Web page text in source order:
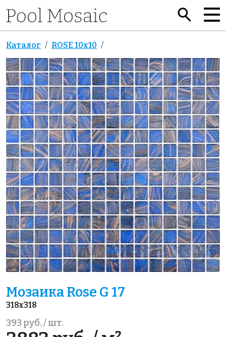
Каталог ROSE 10x10
Мозаика Rose G 17
318x318
393 руб. / шт.